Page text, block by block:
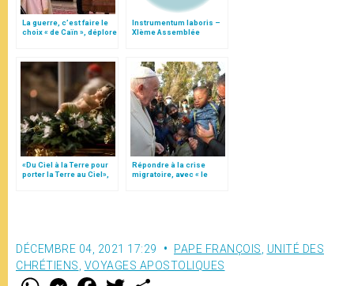
La guerre, c’est faire le
choix « de Caïn », déplore
Instrumentum laboris –
XIème Assemblée
«Du Ciel à la Terre pour
porter la Terre au Ciel»,
Répondre à la crise
migratoire, avec « le
DÉCEMBRE 04, 2021 17:29 PAPE FRANÇOIS, UNITÉ DES
CHRÉTIENS, VOYAGES APOSTOLIQUES
W M F